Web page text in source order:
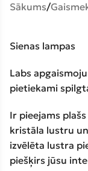
Sākums
Sienas lampas
Labs
pietiekami
Ir pieejams
kristāla lustru
izvēlēta lustra
piešķirs jūsu